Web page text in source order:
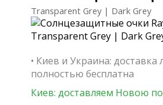
Transparent Grey | Dark Grey
• Киев и Украина:
полностью бесплатна
Киев: доставляем Новою